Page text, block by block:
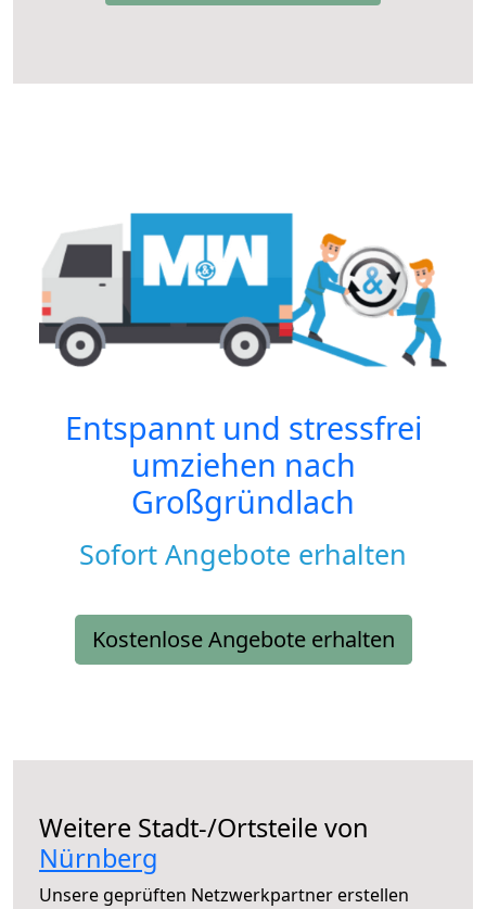
Entspannt und stressfrei
umziehen nach
Großgründlach
Sofort Angebote erhalten
Kostenlose Angebote erhalten
Weitere Stadt-/Ortsteile von
Nürnberg
Unsere geprüften Netzwerkpartner erstellen